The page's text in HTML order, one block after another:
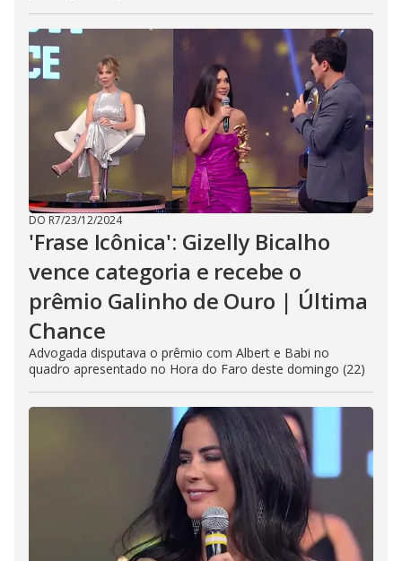
DO R7/23/12/2024
'Frase Icônica': Gizelly Bicalho
vence categoria e recebe o
prêmio Galinho de Ouro | Última
Chance
Advogada disputava o prêmio com Albert e Babi no
quadro apresentado no Hora do Faro deste domingo (22)